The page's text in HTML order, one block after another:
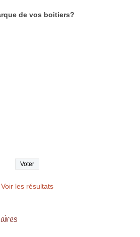
de vos boitiers?
Voir les résultats